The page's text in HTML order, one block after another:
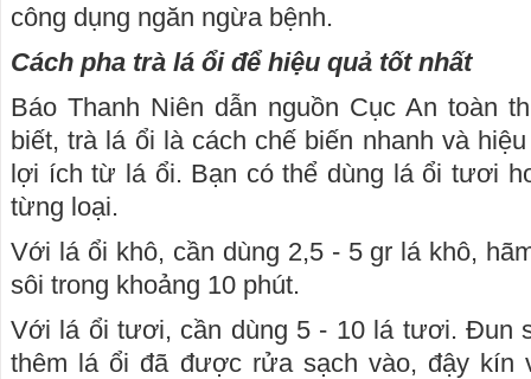
công dụng ngăn ngừa bệnh.
Cách pha trà lá ổi để hiệu quả tốt nhất
Báo Thanh Niên dẫn nguồn Cục An toàn
biết, trà lá ổi là cách chế biến nhanh và
lợi ích từ lá ổi. Bạn có thể dùng lá ổi tươi
từng loại.
Với lá ổi khô, cần dùng 2,5 - 5 gr lá khô,
sôi trong khoảng 10 phút.
Với lá ổi tươi, cần dùng 5 - 10 lá tươi. Đun
thêm lá ổi đã được rửa sạch vào, đậy kín